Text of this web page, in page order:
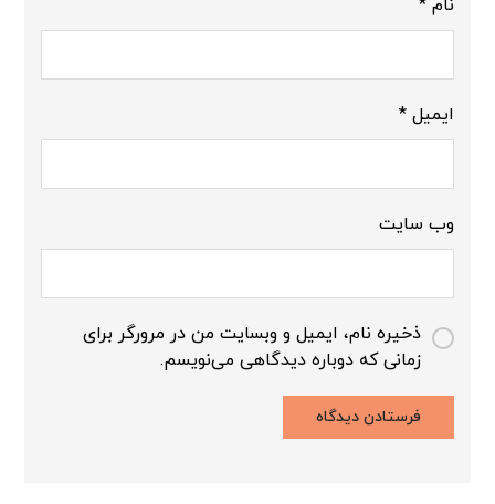
نام*
ایمیل*
وب‌ سایت
ذخیره نام، ایمیل و وبسایت من در مرورگر برای
زمانی که دوباره دیدگاهی می‌نویسم.